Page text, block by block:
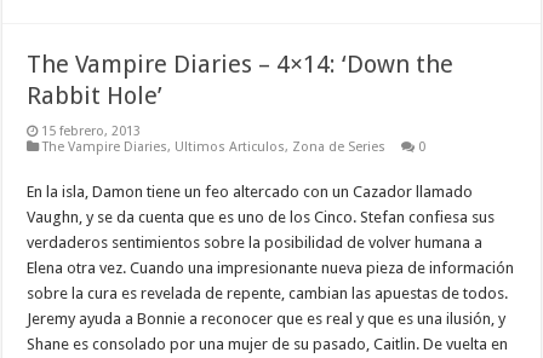
The Vampire Diaries – 4×14: ‘Down the
Rabbit Hole’
15 febrero, 2013
The Vampire Diaries, Ultimos Articulos, Zona de Series 0
En la isla, Damon tiene un feo altercado con un Cazador llamado
Vaughn, y se da cuenta que es uno de los Cinco. Stefan confiesa sus
verdaderos sentimientos sobre la posibilidad de volver humana a
Elena otra vez. Cuando una impresionante nueva pieza de información
sobre la cura es revelada de repente, cambian las apuestas de todos.
Jeremy ayuda a Bonnie a reconocer que es real y que es una ilusión, y
Shane es consolado por una mujer de su pasado, Caitlin. De vuelta en